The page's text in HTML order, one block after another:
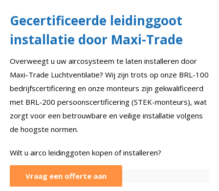
Gecertificeerde leidinggoot
installatie door Maxi-Trade
Overweegt u uw aircosysteem te laten installeren door
Maxi-Trade Luchtventilatie? Wij zijn trots op onze BRL-100
bedrijfscertificering en onze monteurs zijn gekwalificeerd
met BRL-200 persoonscertificering (STEK-monteurs), wat
zorgt voor een betrouwbare en veilige installatie volgens
de hoogste normen.
Wilt u airco leidinggoten kopen of installeren?
Vraag een offerte aan